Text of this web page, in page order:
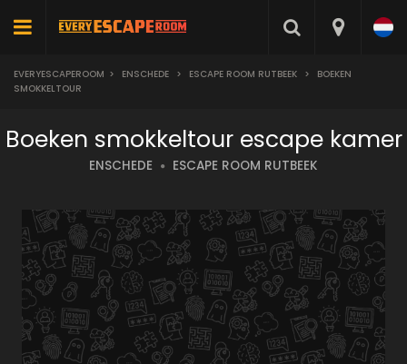
EVERYESCAPEROOM > ENSCHEDE > ESCAPE ROOM RUTBEEK >
BOEKEN
SMOKKELTOUR
Boeken smokkeltour escape kamer
ENSCHEDE ESCAPE ROOM RUTBEEK